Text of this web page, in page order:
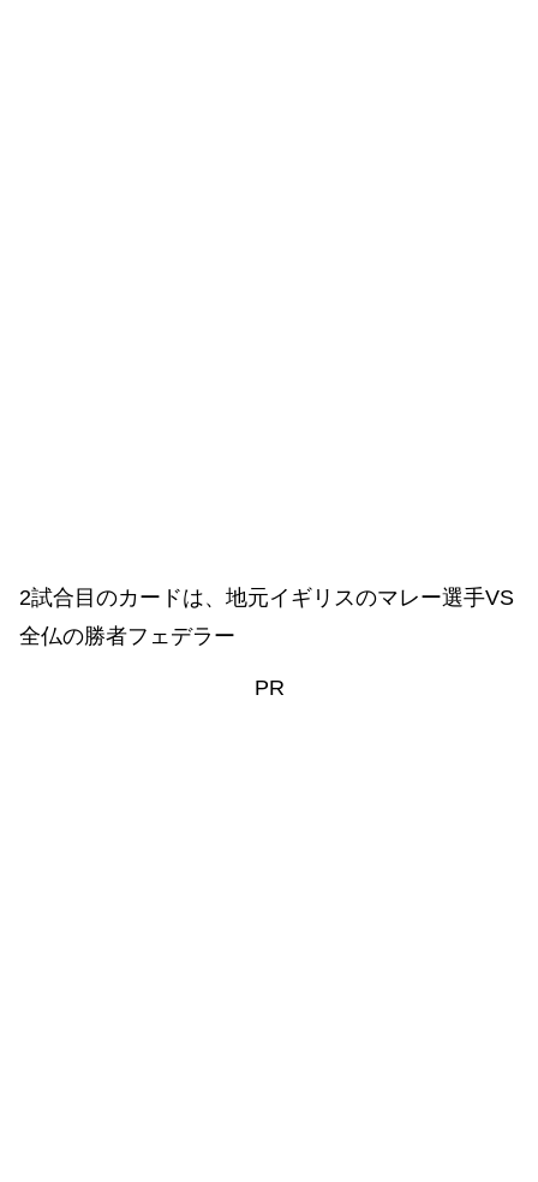
2試合目のカードは、地元イギリスのマレー選手VS
全仏の勝者フェデラー
PR